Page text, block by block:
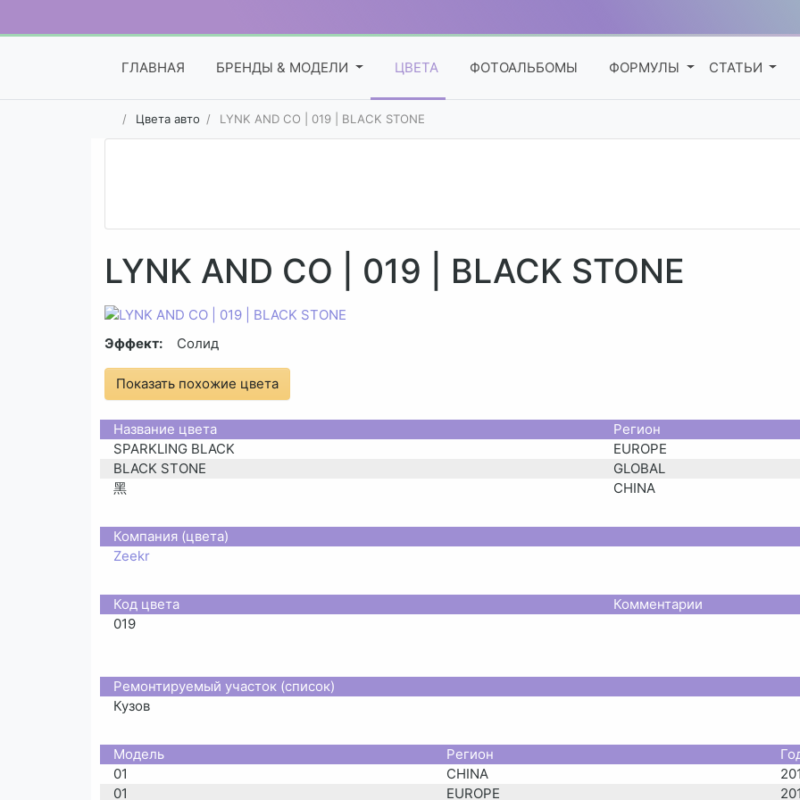
ГЛАВНАЯ БРЕНДЫ & МОДЕЛИ ЦВЕТА ФОТОАЛЬБОМЫ ФОРМУЛЫ СТАТЬИ
Цвета авто LYNK AND CO | 019 | BLACK STONE
LYNK AND CO | 019 | BLACK STONE
Эффект: Солид
Показать похожие цвета
Название цвета
Регион
SPARKLING BLACK
EUROPE
BLACK STONE
GLOBAL
黑
CHINA
Компания (цвета)
Zeekr
Код цвета
Комментарии
019
Ремонтируемый участок (список)
Кузов
Moдель Регион
01
CHINA
01
EUROPE